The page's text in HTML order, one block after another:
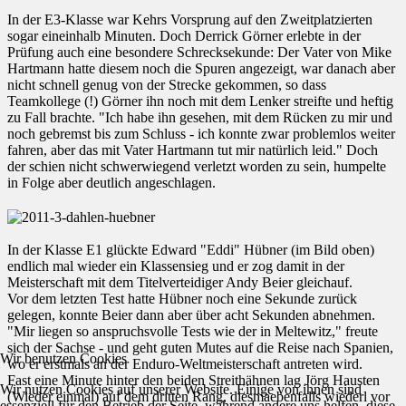
In der E3-Klasse war Kehrs Vorsprung auf den Zweitplatzierten
sogar eineinhalb Minuten. Doch Derrick Görner erlebte in der
Prüfung auch eine besondere Schrecksekunde: Der Vater von Mike
Hartmann hatte diesem noch die Spuren angezeigt, war danach aber
nicht schnell genug von der Strecke gekommen, so dass
Teamkollege (!) Görner ihn noch mit dem Lenker streifte und heftig
zu Fall brachte. "Ich habe ihn gesehen, mit dem Rücken zu mir und
noch gebremst bis zum Schluss - ich konnte zwar problemlos weiter
fahren, aber das mit Vater Hartmann tut mir natürlich leid." Doch
der schien nicht schwerwiegend verletzt worden zu sein, humpelte
in Folge aber deutlich angeschlagen.
In der Klasse E1 glückte Edward "Eddi" Hübner (im Bild oben)
endlich mal wieder ein Klassensieg und er zog damit in der
Meisterschaft mit dem Titelverteidiger Andy Beier gleichauf.
Vor dem letzten Test hatte Hübner noch eine Sekunde zurück
gelegen, konnte Beier dann aber über acht Sekunden abnehmen.
"Mir liegen so anspruchsvolle Tests wie der in Meltewitz," freute
sich der Sachse - und geht guten Mutes auf die Reise nach Spanien,
wo er erstmals an der Enduro-Weltmeisterschaft antreten wird.
Fast eine Minute hinter den beiden Streithähnen lag Jörg Hausten
(Wieder einmal) auf dem dritten Rang, diesmaebenfalls wiederl vor
Wir benutzen Cookies
Wir nutzen Cookies auf unserer Website. Einige von ihnen sind